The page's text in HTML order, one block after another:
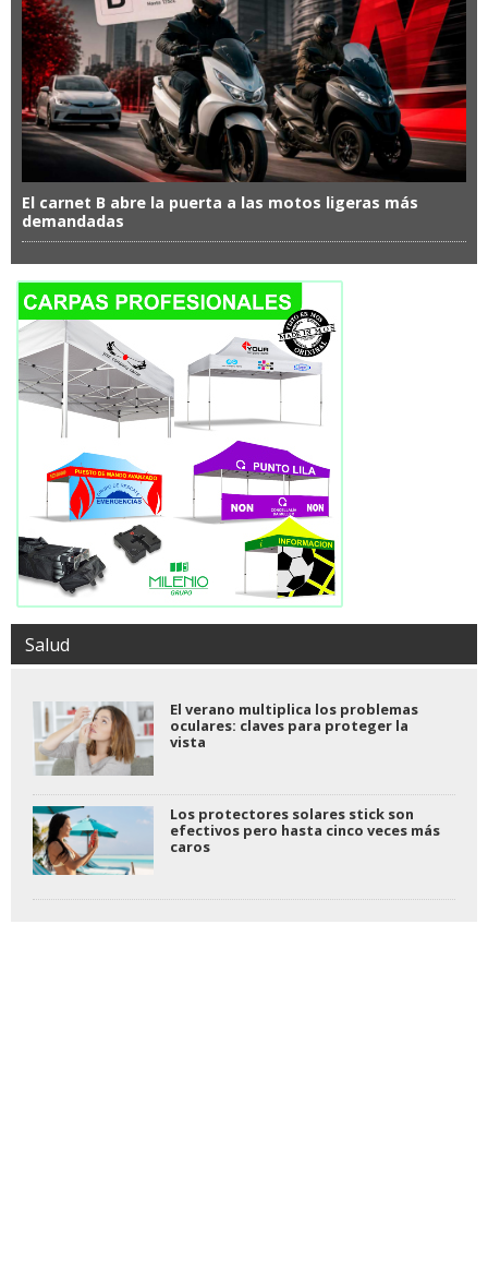
El carnet B abre la puerta a las motos ligeras más
demandadas
Salud
El verano multiplica los problemas
oculares: claves para proteger la
vista
Los protectores solares stick son
efectivos pero hasta cinco veces más
caros